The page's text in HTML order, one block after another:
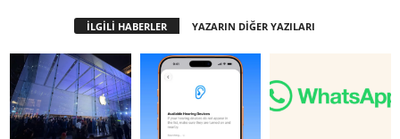
İLGİLİ HABERLER YAZARIN DİĞER YAZILARI